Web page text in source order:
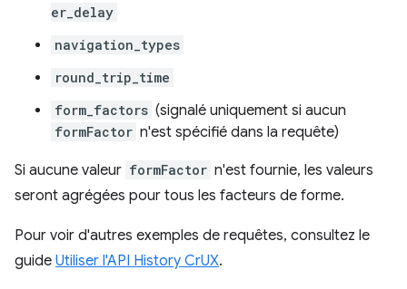
er_delay
navigation_types
round_trip_time
form_factors (signalé uniquement si aucun
formFactor n'est spécifié dans la requête)
Si aucune valeur formFactor n'est fournie, les valeurs
seront agrégées pour tous les facteurs de forme.
Pour voir d'autres exemples de requêtes, consultez le
guide Utiliser l'API History CrUX.